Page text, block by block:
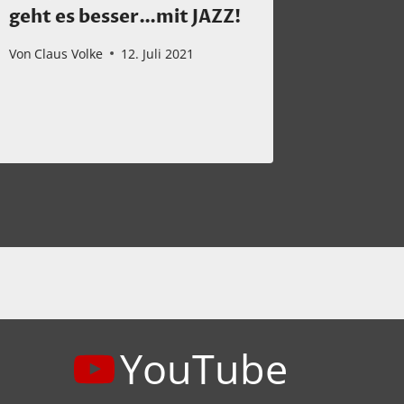
geht es besser…mit JAZZ!
Von Claus Volke 12. Juli 2021
YouTube